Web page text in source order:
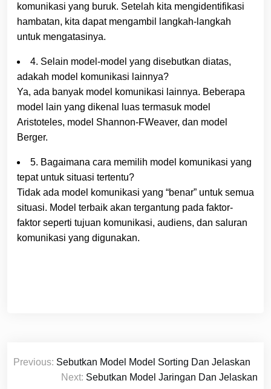
komunikasi yang buruk. Setelah kita mengidentifikasi
hambatan, kita dapat mengambil langkah-langkah
untuk mengatasinya.
4. Selain model-model yang disebutkan diatas,
adakah model komunikasi lainnya?
Ya, ada banyak model komunikasi lainnya. Beberapa
model lain yang dikenal luas termasuk model
Aristoteles, model Shannon-FWeaver, dan model
Berger.
5. Bagaimana cara memilih model komunikasi yang
tepat untuk situasi tertentu?
Tidak ada model komunikasi yang “benar” untuk semua
situasi. Model terbaik akan tergantung pada faktor-
faktor seperti tujuan komunikasi, audiens, dan saluran
komunikasi yang digunakan.
Navigasi
Previous: Sebutkan Model Model Sorting Dan Jelaskan
Next: Sebutkan Model Jaringan Dan Jelaskan